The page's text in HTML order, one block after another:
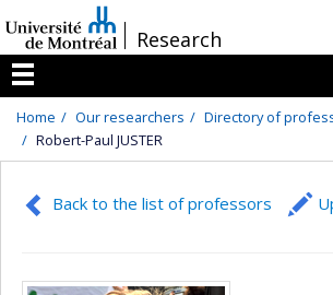
au
contenu
/Research
Menu
Home Our researchers
Directory of
Robert-Paul JUSTER
Back to the list of professors